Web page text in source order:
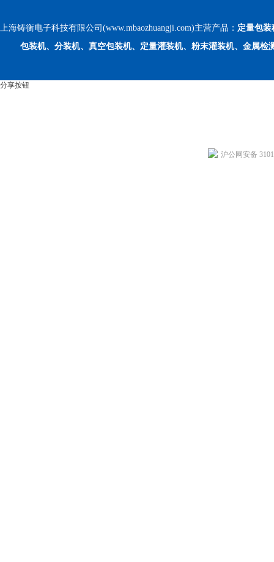
上海铸衡电子科技有限公司(www.mbaozhuangji.com)主营产品： 定量包装
包装机、分装机、真空包装机、定量灌装机、粉末灌装机、金属检
分享按钮
沪公网安备